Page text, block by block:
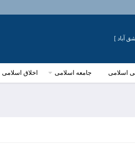
آباد ]
اسلامی جامعه اسلامی اخلاق اسلامی